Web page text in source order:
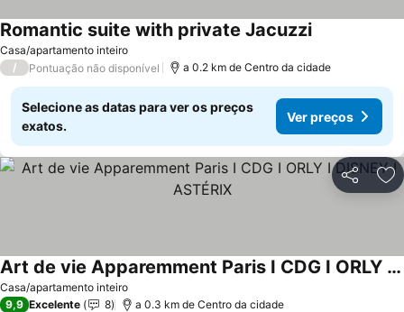
Casa/apartamento inteiro
Romantic suite with private Jacuzzi
/ Pontuação não disponível a 0.2 km de Centro da cidade
Selecione as datas para ver os preços
exatos.
Ver preços
Partilhar
Casa/apartamento inteiro
Art de vie Apparemment Paris I CDG I ORLY I DISNEY I ASTÉRIX
9,9 Excelente 8 a 0.3 km de Centro da cidade